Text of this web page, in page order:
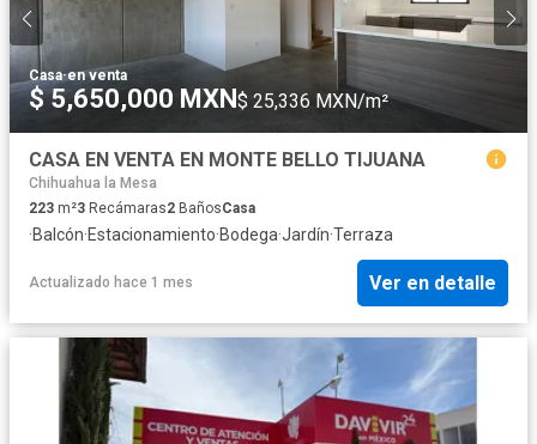
Casa·en venta
$ 5,650,000 MXN$ 25,336 MXN/m²
CASA EN VENTA EN MONTE BELLO TIJUANA
Chihuahua la Mesa
223 m²3 Recámaras2 BañosCasa
·Balcón·Estacionamiento·Bodega·Jardín·Terraza
Actualizado hace 1 mes Ver en detalle